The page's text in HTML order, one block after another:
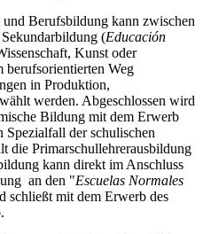
Berufsbildung kann zwischen
(Educación
Kunst oder
berufsorientierten Weg
in Produktion,
werden. Abgeschlossen wird
Bildung mit dem Erwerb
Spezialfall der schulischen
die Primarschullehrerausbildung
kann direkt im Anschluss
an den "Escuelas Normales
schließt mit dem Erwerb des